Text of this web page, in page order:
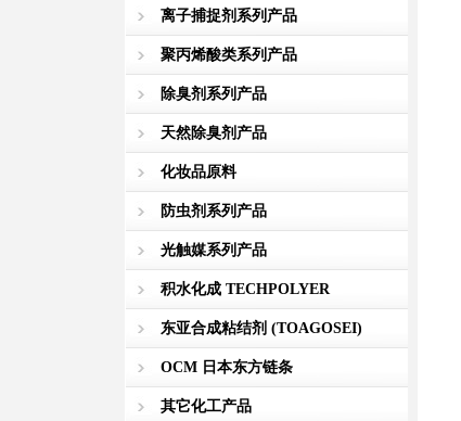
离子捕捉剂系列产品
聚丙烯酸类系列产品
除臭剂系列产品
天然除臭剂产品
化妆品原料
防虫剂系列产品
光触媒系列产品
积水化成 TECHPOLYER
东亚合成粘结剂 (TOAGOSEI)
OCM 日本东方链条
其它化工产品